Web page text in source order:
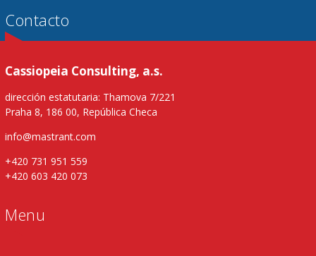
Contacto
Cassiopeia Consulting, a.s.
dirección estatutaria: Thamova 7/221
Praha 8, 186 00, República Checa
info@mastrant.com
+420 731 951 559
+420 603 420 073
Menu